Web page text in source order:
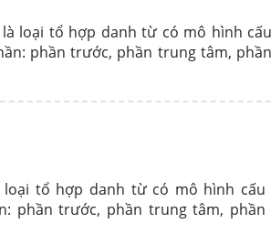
loại tổ hợp danh từ có mô hình
phần trước, phần trung tâm,
loại tổ hợp danh từ có mô hình cấu
phần trước, phần trung tâm, phần